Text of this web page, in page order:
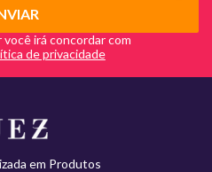
irá concordar com
em Produtos